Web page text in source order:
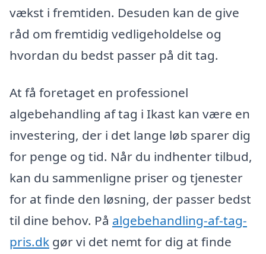
vækst i fremtiden. Desuden kan de give
råd om fremtidig vedligeholdelse og
hvordan du bedst passer på dit tag.
At få foretaget en professionel
algebehandling af tag i Ikast kan være en
investering, der i det lange løb sparer dig
for penge og tid. Når du indhenter tilbud,
kan du sammenligne priser og tjenester
for at finde den løsning, der passer bedst
til dine behov. På algebehandling-af-tag-
pris.dk gør vi det nemt for dig at finde